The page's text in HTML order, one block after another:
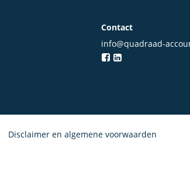
Contact
info@quadraad-
Disclaimer en algemene voorwaarden